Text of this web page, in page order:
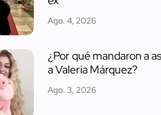
Ago. 4, 2026
¿Por qué mandaron a
a Valeria Márquez?
Ago. 3, 2026